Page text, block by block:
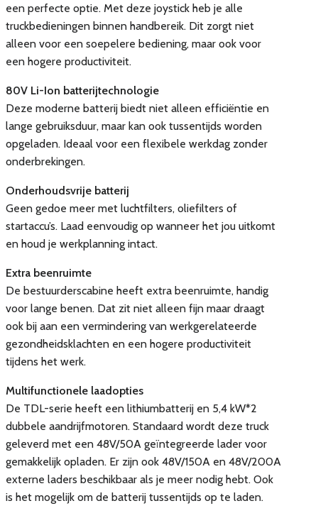
een perfecte optie. Met deze joystick heb je alle
truckbedieningen binnen handbereik. Dit zorgt niet
alleen voor een soepelere bediening, maar ook voor
een hogere productiviteit.
80V Li-Ion batterijtechnologie
Deze moderne batterij biedt niet alleen efficiëntie en
lange gebruiksduur, maar kan ook tussentijds worden
opgeladen. Ideaal voor een flexibele werkdag zonder
onderbrekingen.
Onderhoudsvrije batterij
Geen gedoe meer met luchtfilters, oliefilters of
startaccu’s. Laad eenvoudig op wanneer het jou uitkomt
en houd je werkplanning intact.
Extra beenruimte
De bestuurderscabine heeft extra beenruimte, handig
voor lange benen. Dat zit niet alleen fijn maar draagt
ook bij aan een vermindering van werkgerelateerde
gezondheidsklachten en een hogere productiviteit
tijdens het werk.
Multifunctionele laadopties
De TDL-serie heeft een lithiumbatterij en 5,4 kW*2
dubbele aandrijfmotoren. Standaard wordt deze truck
geleverd met een 48V/50A geïntegreerde lader voor
gemakkelijk opladen. Er zijn ook 48V/150A en 48V/200A
externe laders beschikbaar als je meer nodig hebt. Ook
is het mogelijk om de batterij tussentijds op te laden.